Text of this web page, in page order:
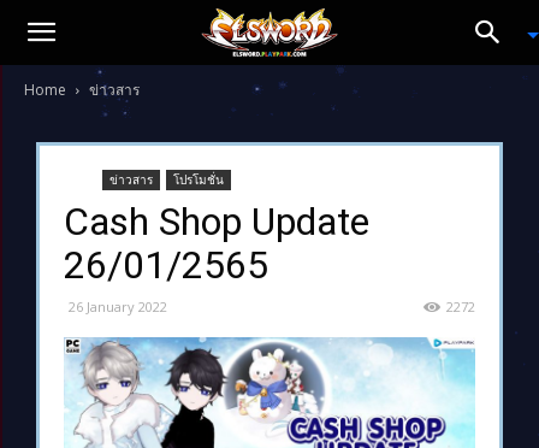
Home ข่าวสาร
ข่าวสาร โปรโมชั่น
Cash Shop Update
26/01/2565
26 January 2022 2272